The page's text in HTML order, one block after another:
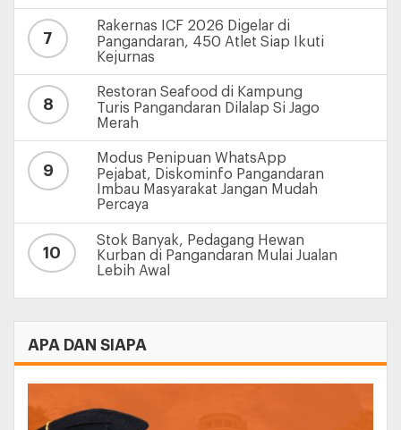
7
Rakernas ICF 2026 Digelar di
Pangandaran, 450 Atlet Siap Ikuti
Kejurnas
8
Restoran Seafood di Kampung
Turis Pangandaran Dilalap Si Jago
Merah
9
Modus Penipuan WhatsApp
Pejabat, Diskominfo Pangandaran
Imbau Masyarakat Jangan Mudah
Percaya
10
Stok Banyak, Pedagang Hewan
Kurban di Pangandaran Mulai Jualan
Lebih Awal
APA DAN SIAPA